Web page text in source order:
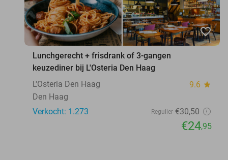
favorite_border
Lunchgerecht + frisdrank of 3-gangen
keuzediner bij L'Osteria Den Haag
L'Osteria Den Haag
9.6 star
Den Haag
Verkocht: 1.273
Regulier €30,50
€24,95